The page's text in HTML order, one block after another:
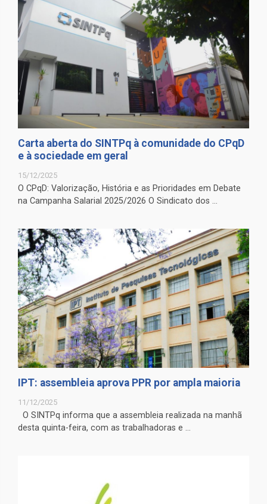
Carta aberta do SINTPq à comunidade do CPqD
e à sociedade em geral
15/12/2025
O CPqD: Valorização, História e as Prioridades em Debate
na Campanha Salarial 2025/2026 O Sindicato dos ...
IPT: assembleia aprova PPR por ampla maioria
11/12/2025
O SINTPq informa que a assembleia realizada na manhã
desta quinta-feira, com as trabalhadoras e ...